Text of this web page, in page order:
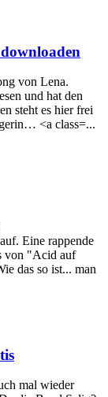
von Lena.
und hat den
steht es hier frei
<a class=...
Eine rappende
von "Acid auf
das so ist... man
mal wieder